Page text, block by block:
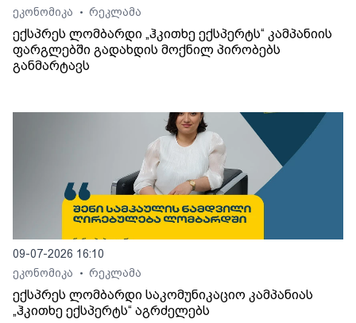
ეკონომიკა
• რეკლამა
ექსპრეს ლომბარდი „ჰკითხე ექსპერტს“ კამპანიის
ფარგლებში გადახდის მოქნილ პირობებს
განმარტავს
09-07-2026 16:10
ეკონომიკა
• რეკლამა
ექსპრეს ლომბარდი საკომუნიკაციო კამპანიას
„ჰკითხე ექსპერტს“ აგრძელებს